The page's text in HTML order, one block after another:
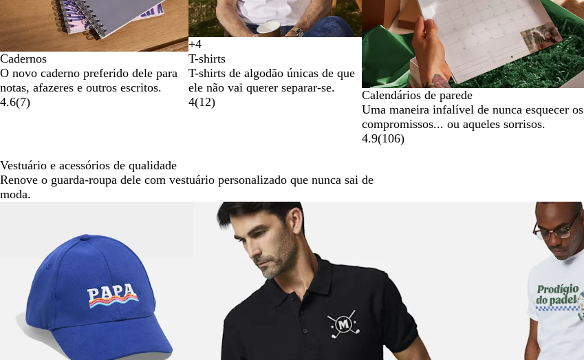
Cadernos
O novo caderno preferido dele para
notas, afazeres e outros escritos.
4.6(7)
P
r
e
t
o
B
r
a
n
c
L
a
r
a
n
A
z
u
l
R
+4
T-shirts
T-shirts de algodão únicas de que
ele não vai querer separar-se.
4(12)
Calendários de parede
Uma maneira infalível de nunca esquecer os
compromissos... ou aqueles sorrisos.
4.9(106)
Vestuário e acessórios de qualidade
Renove o guarda-roupa dele com vestuário personalizado que nunca sai de
moda.